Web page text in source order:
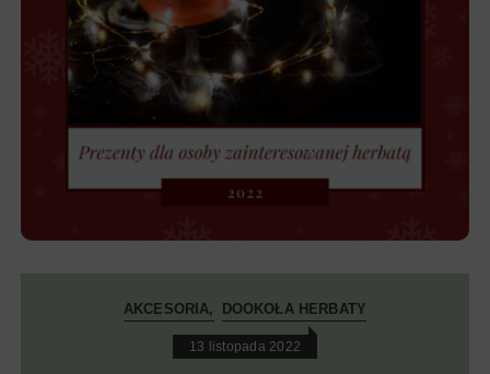
AKCESORIA DOOKOŁA HERBATY
13 listopada 2022